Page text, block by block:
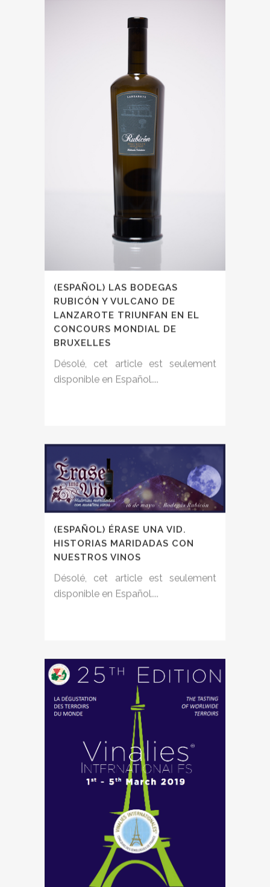
(ESPAÑOL) LAS BODEGAS
RUBICÓN Y VULCANO DE
LANZAROTE TRIUNFAN EN EL
CONCOURS MONDIAL DE
BRUXELLES
Désolé, cet article est seulement
disponible en Español....
(ESPAÑOL) ÉRASE UNA VID.
HISTORIAS MARIDADAS CON
NUESTROS VINOS
Désolé, cet article est seulement
disponible en Español....